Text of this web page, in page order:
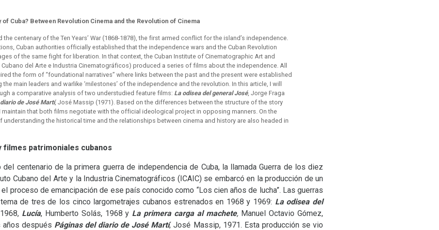
of Cuba? Between Revolution Cinema and the Revolution of Cinema
the centenary of the Ten Years’ War (1868-1878), the first armed conflict for the island’s independence.
Cuban authorities officially established that the independence wars and the Cuban Revolution
of the same fight for liberation. In that context, the Cuban Institute of Cinematographic Art and
Cubano del Arte e Industria Cinematográficos) produced a series of films about the independence. All
the form of “foundational narratives” where links between the past and the present were established
main leaders and warlike ‘milestones’ of the independence and the revolution. In this article, I will
a comparative analysis of two understudied feature films: La odisea del general José, Jorge Fraga
de José Martí, José Massip (1971). Based on the differences between the structure of the story
maintain that both films negotiate with the official ideological project in opposing manners. On the
understanding the historical time and the relationships between cinema and history are also headed in
filmes patrimoniales cubanos
centenario de la primera guerra de independencia de Cuba, la llamada Guerra de los diez
Cubano del Arte y la Industria Cinematográficos (ICAIC) se embarcó en la producción de un
proceso de emancipación de ese país conocido como “Los cien años de lucha”. Las guerras
de tres de los cinco largometrajes cubanos estrenados en 1968 y 1969: La odisea del
Lucía, Humberto Solás, 1968 y La primera carga al machete, Manuel Octavio Gómez,
después Páginas del diario de José Martí, José Massip, 1971. Esta producción se vio